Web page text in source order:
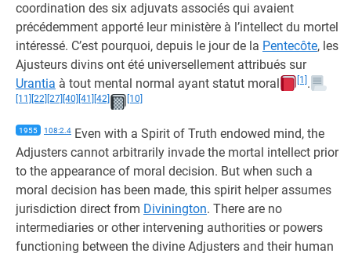
coordination des six adjuvats associés qui avaient
précédemment apporté leur ministère à l’intellect du mortel
intéressé. C’est pourquoi, depuis le jour de la Pentecôte, les
Ajusteurs divins ont été universellement attribués sur
Urantia à tout mental normal ayant statut moral [1] .
[11] [22] [27] [40] [41] [42] [10]
1955 108:2.4 Even with a Spirit of Truth endowed mind, the
Adjusters cannot arbitrarily invade the mortal intellect prior
to the appearance of moral decision. But when such a
moral decision has been made, this spirit helper assumes
jurisdiction direct from Divinington. There are no
intermediaries or other intervening authorities or powers
functioning between the divine Adjusters and their human